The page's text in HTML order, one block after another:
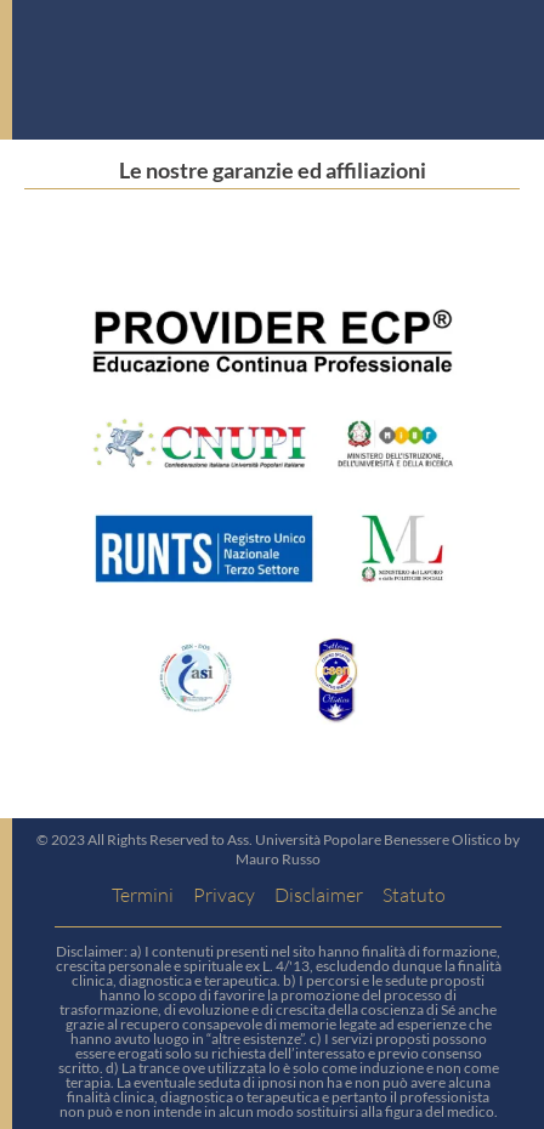
Le nostre garanzie ed affiliazioni
© 2023 All Rights Reserved to Ass. Università Popolare Benessere Olistico by
Mauro Russo
Termini Privacy Disclaimer Statuto
Disclaimer: a) I contenuti presenti nel sito hanno finalità di formazione,
crescita personale e spirituale ex L. 4/'13, escludendo dunque la finalità
clinica, diagnostica e terapeutica. b) I percorsi e le sedute proposti
hanno lo scopo di favorire la promozione del processo di
trasformazione, di evoluzione e di crescita della coscienza di Sé anche
grazie al recupero consapevole di memorie legate ad esperienze che
hanno avuto luogo in “altre esistenze”. c) I servizi proposti possono
essere erogati solo su richiesta dell’interessato e previo consenso
scritto. d) La trance ove utilizzata lo è solo come induzione e non come
terapia. La eventuale seduta di ipnosi non ha e non può avere alcuna
finalità clinica, diagnostica o terapeutica e pertanto il professionista
non può e non intende in alcun modo sostituirsi alla figura del medico.